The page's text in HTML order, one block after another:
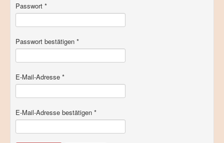
Passwort *
Passwort bestätigen *
E-Mail-Adresse *
E-Mail-Adresse bestätigen *